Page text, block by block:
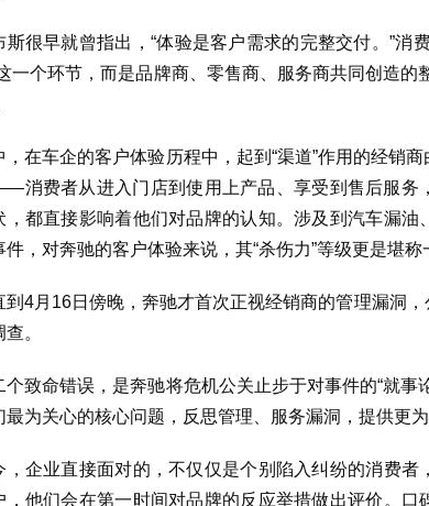
斯很早就曾指出，“体验是客户需求的完整交付。”消
一个环节，而是品牌商、零售商、服务商共同创造的
，在车企的客户体验历程中，起到“渠道”作用的经销
消费者从进入门店到使用上产品、享受到售后服务
，都直接影响着他们对品牌的认知。涉及到汽车漏
件，对奔驰的客户体验来说，其“杀伤力”等级更是堪称
到4月16日傍晚，奔驰才首次正视经销商的管理漏洞
。
个致命错误，是奔驰将危机公关止步于对事件的“就事
最为关心的核心问题，反思管理、服务漏洞，提供更
，企业直接面对的，不仅仅是个别陷入纠纷的消费
，他们会在第一时间对品牌的反应举措做出评价。